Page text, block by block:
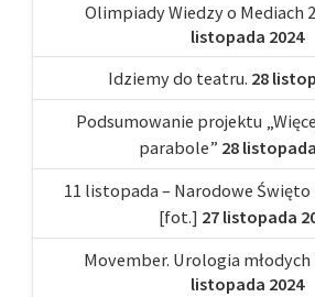
Olimpiady Wiedzy o Mediach
listopada 2024
Idziemy do teatru. 28
Podsumowanie projektu
parabole” 28
11 listopada – Narodowe Święto
[fot.] 27 listopada
Movember. Urologia młodych
listopada 2024